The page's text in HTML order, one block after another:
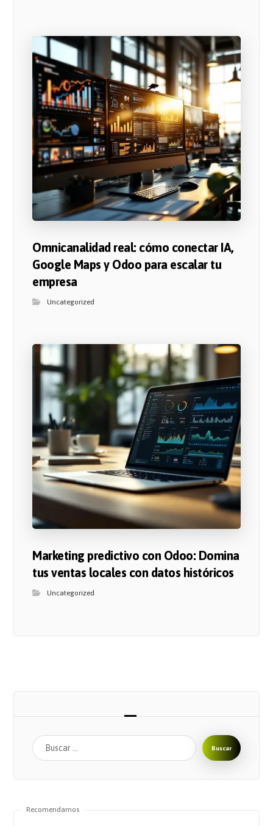
Omnicanalidad real: cómo conectar IA,
Google Maps y Odoo para escalar tu
empresa
Uncategorized
Marketing predictivo con Odoo: Domina
tus ventas locales con datos históricos
Uncategorized
Buscar
Recomendamos